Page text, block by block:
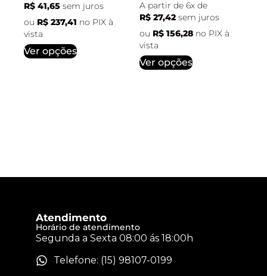
R$ 41,65 sem juros
ou R$ 237,41 no PIX à
vista
Ver opções
A partir de 6x de
R$ 27,42 sem juros
ou R$ 156,28 no PIX à
vista
Ver opções
Atendimento
Horário de atendimento
Segunda a Sexta 08:00 ás 18:00h
Telefone: (15) 98107-0199